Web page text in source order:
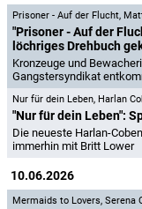
Prisoner - Auf der Flucht,
"Prisoner - Auf der
löchriges Drehbuch
Kronzeuge und
Gangstersyndikat
Nur für dein Leben, Harlan
"Nur für dein Leben":
Die neueste Harlan-
immerhin mit Britt Lower
10.06.2026
Mermaids to Lovers, Serena